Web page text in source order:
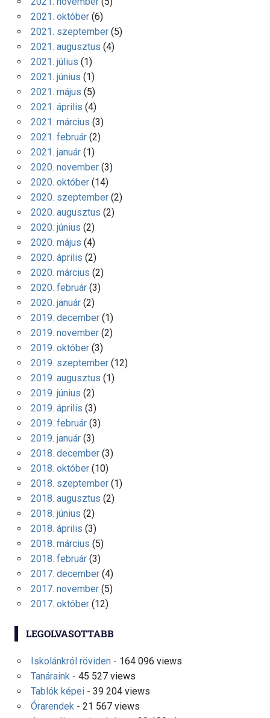
2021. október(6)
2021. szeptember(5)
2021. augusztus (4)
2021. július (1)
2021. június (1)
2021. május (5)
2021. április (4)
2021. március (3)
2021. február(2)
2021. január(1)
2020. november(3)
2020. október(14)
2020. szeptember(2)
2020. augusztus (2)
2020. június (2)
2020. május (4)
2020. április (2)
2020. március (2)
2020. február(3)
2020. január(2)
2019. december(1)
2019. november(2)
2019. október(3)
2019. szeptember(12)
2019. augusztus (1)
2019. június (2)
2019. április (3)
2019. február(3)
2019. január(3)
2018. december(3)
2018. október(10)
2018. szeptember(1)
2018. augusztus (2)
2018. június (2)
2018. április (3)
2018. március (5)
2018. február(3)
2017. december(4)
2017. november(5)
2017. október(12)
LEGOLVASOTTABB
Iskolánkról röviden- 164 096 views
Tanáraink- 45 527 views
Tablók képei- 39 204 views
Órarendek- 21 567 views